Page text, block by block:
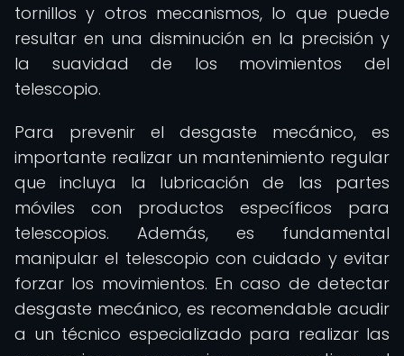
tornillos y otros mecanismos, lo que puede
resultar en una disminución en la precisión y
la suavidad de los movimientos del
telescopio.
Para prevenir el desgaste mecánico, es
importante realizar un mantenimiento regular
que incluya la lubricación de las partes
móviles con productos específicos para
telescopios. Además, es fundamental
manipular el telescopio con cuidado y evitar
forzar los movimientos. En caso de detectar
desgaste mecánico, es recomendable acudir
a un técnico especializado para realizar las